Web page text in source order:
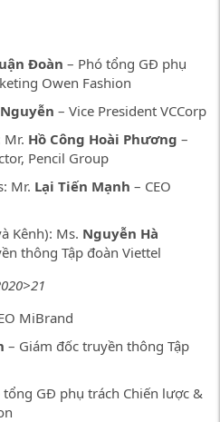
Đoàn – Phó tổng GĐ phụ
Owen Fashion
– Vice President VCCorp
Mr. Hồ Công Hoài Phương –
Pencil Group
Mr. Lại Tiến Mạnh – CEO
Kênh): Ms. Nguyễn Hà
thông Tập đoàn Viettel
MiBrand
– Giám đốc truyền thông Tập
tổng GĐ phụ trách Chiến lược &